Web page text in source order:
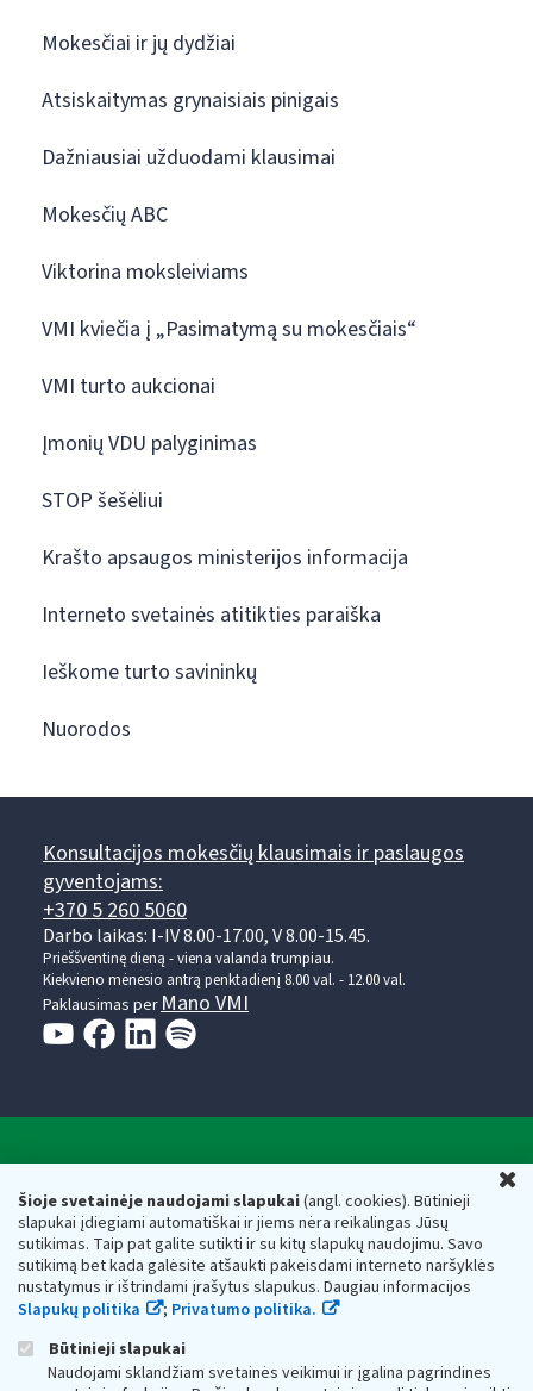
Šioje svetainėje naudojami slapukai(angl. cookies). Būtinieji
slapukai įdiegiami automatiškai ir jiems nėra reikalingas Jūsų
sutikimas. Taip pat galite sutikti ir su kitų slapukų naudojimu. Savo
sutikimą bet kada galėsite atšaukti pakeisdami interneto naršyklės
nustatymus ir ištrindami įrašytus slapukus. Daugiau informacijos
Slapukų politika
; Privatumo politika.
Būtinieji slapukai
Naudojami sklandžiam svetainės veikimui ir įgalina pagrindines
Mokesčiai ir jų dydžiai
Atsiskaitymas grynaisiais pinigais
Dažniausiai užduodami klausimai
Mokesčių ABC
Viktorina moksleiviams
VMI kviečia į „Pasimatymą su mokesčiais“
VMI turto aukcionai
Įmonių VDU palyginimas
STOP šešėliui
Krašto apsaugos ministerijos informacija
Interneto svetainės atitikties paraiška
Ieškome turto savininkų
Nuorodos
Konsultacijos mokesčių klausimais ir paslaugos
gyventojams:
+370 5 260 5060
Darbo laikas: I-IV 8.00-17.00, V 8.00-15.45.
Prieššventinę dieną - viena valanda trumpiau.
Kiekvieno mėnesio antrą penktadienį 8.00 val. - 12.00 val.
Paklausimas per Mano VMI
Respublikos finansų ministerijos
Biudžetinė įstaiga. Juridinio asmens kodas — 188659752,
adresas: Vasario 16-osios g. 14, 01107 Vilnius, Lietuva, el.paštas:
vmi@vmi.lt, E. pristatymo dėžutės adresas 188659752
Duomenys apie Valstybinę mokesčių inspekciją prie Lietuvos
Respublikos finansų ministerijos kaupiami ir saugomi Juridinių